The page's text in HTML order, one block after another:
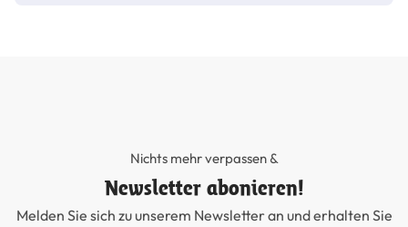
Nichts mehr verpassen &
Newsletter abonieren!
Melden Sie sich zu unserem Newsletter an und erhalten Sie